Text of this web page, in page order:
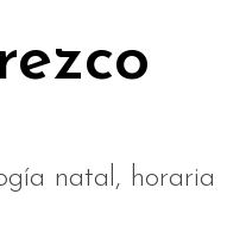
natal, horaria